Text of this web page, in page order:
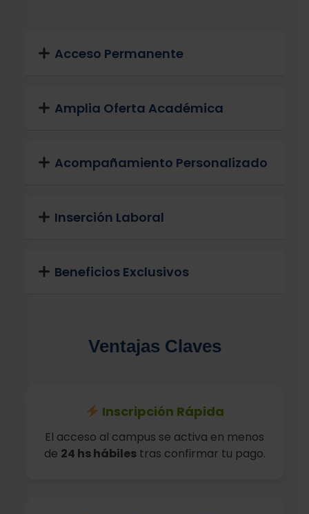
Acceso Permanente
Amplia Oferta Académica
Acompañamiento Personalizado
Inserción Laboral
Beneficios Exclusivos
Ventajas Claves
Inscripción Rápida
El acceso al campus se activa en menos
de 24 hs hábilestras confirmar tu pago.